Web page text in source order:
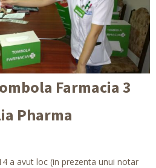
Farmacia 3
Pharma
a avut loc (in prezenta unui notar